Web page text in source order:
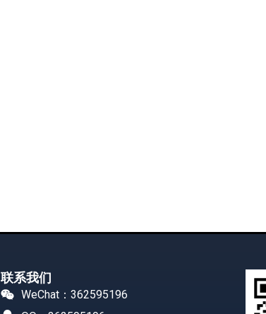
联系我们
WeChat：362595196